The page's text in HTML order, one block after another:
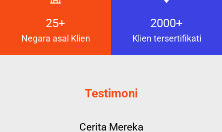
25+
Negara asal Klien
2000+
Klien tersertifikati
Testimoni
Cerita Mereka